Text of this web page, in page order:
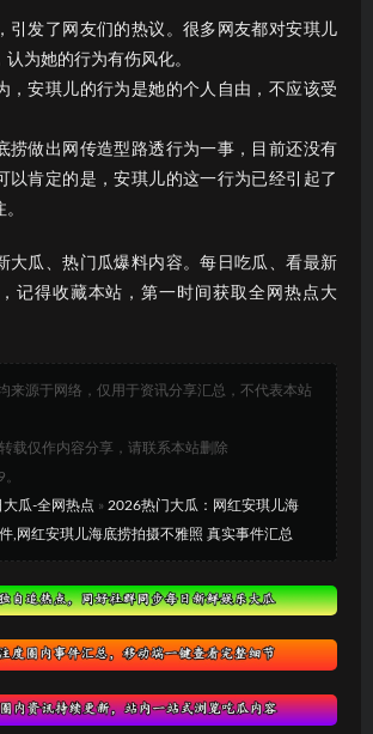
引发了网友们的热议。很多网友都对安琪儿
为她的行为有伤风化。
，安琪儿的行为是她的个人自由，不应该受
捞做出网传造型路透行为一事，目前还没有
以肯定的是，安琪儿的这一行为已经引起了
大瓜、热门瓜爆料内容。每日吃瓜、看最新
记得收藏本站，第一时间获取全网热点大
来源于网络，仅用于资讯分享汇总，不代表本站
载仅作内容分享，请联系本站删除
瓜-全网热点 » 2026热门大瓜：网红安琪儿海
,网红安琪儿海底捞拍摄不雅照 真实事件汇总